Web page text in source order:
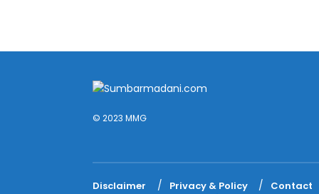
© 2023 MMG
Disclaimer Privacy & Policy
Contact